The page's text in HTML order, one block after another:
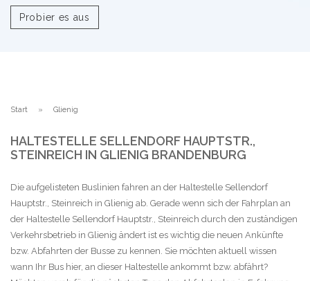
Probier es aus
Start Glienig
HALTESTELLE SELLENDORF HAUPTSTR.,
STEINREICH IN GLIENIG BRANDENBURG
Die aufgelisteten Buslinien fahren an der Haltestelle Sellendorf
Hauptstr., Steinreich in Glienig ab. Gerade wenn sich der Fahrplan an
der Haltestelle Sellendorf Hauptstr., Steinreich durch den zuständigen
Verkehrsbetrieb in Glienig ändert ist es wichtig die neuen Ankünfte
bzw. Abfahrten der Busse zu kennen. Sie möchten aktuell wissen
wann Ihr Bus hier, an dieser Haltestelle ankommt bzw. abfährt?